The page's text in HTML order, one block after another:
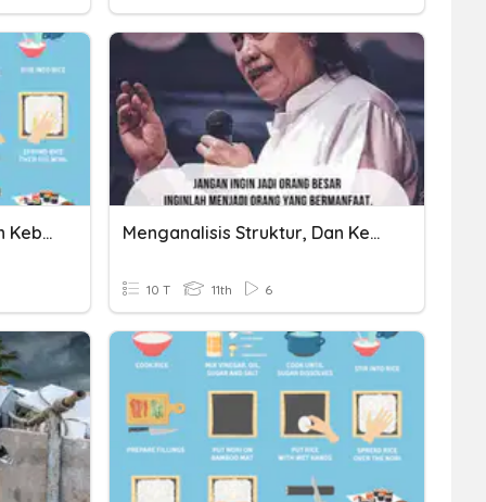
Menganalisis Struktur Dan Kebahasaan Teks Prosedur Menganalisis Struktur, Dan Kebahasaan Dalam Teks Ceramah
10 T 11th 6